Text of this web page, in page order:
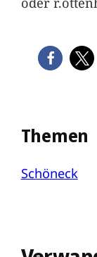
Themen
Schöneck